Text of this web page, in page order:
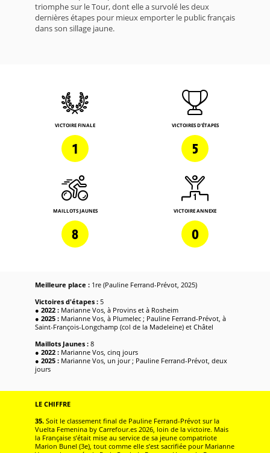
triomphe sur le Tour, dont elle a survolé les deux
dernières étapes pour mieux emporter le public français
dans son sillage jaune.
VICTOIRE FINALE
1
VICTOIRES D'ÉTAPES
5
MAILLOTS JAUNES
8
VICTOIRE ANNEXE
0
Meilleure place : 1re (Pauline Ferrand-Prévot, 2025)
Victoires d'étapes : 5
● 2022 : Marianne Vos, à Provins et à Rosheim
● 2025 : Marianne Vos, à Plumelec ; Pauline Ferrand-Prévot, à
Saint-François-Longchamp (col de la Madeleine) et Châtel
Maillots Jaunes : 8
● 2022 : Marianne Vos, cinq jours
● 2025 : Marianne Vos, un jour ; Pauline Ferrand-Prévot, deux
jours
LE CHIFFRE
35. Soit le classement final de Pauline Ferrand-Prévot sur la
Vuelta Femenina by Carrefour.es 2026, loin de la victoire. Mais
la Française s’était mise au service de sa jeune compatriote
Marion Bunel (3e), tout comme elle s’est sacrifiée pour Marianne